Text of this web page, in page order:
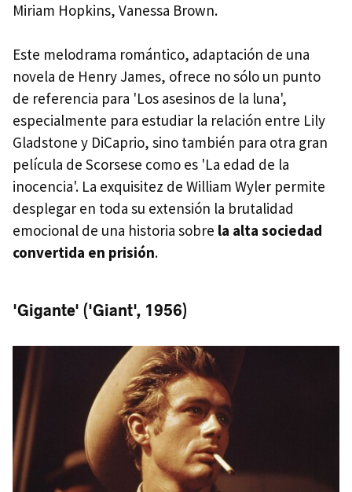
Miriam Hopkins, Vanessa Brown.
Este melodrama romántico, adaptación de una
novela de Henry James, ofrece no sólo un punto
de referencia para 'Los asesinos de la luna',
especialmente para estudiar la relación entre Lily
Gladstone y DiCaprio, sino también para otra gran
película de Scorsese como es 'La edad de la
inocencia'. La exquisitez de William Wyler permite
desplegar en toda su extensión la brutalidad
emocional de una historia sobre la alta sociedad
convertida en prisión.
'Gigante' ('Giant', 1956)